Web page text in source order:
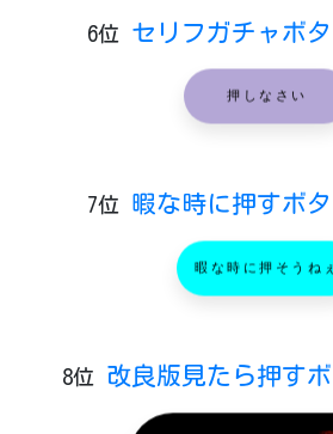
6位 セリフガチャボ
押しなさい
7位 暇な時に押すボ
暇な時に押そうねぇ
8位 改良版見たら押す